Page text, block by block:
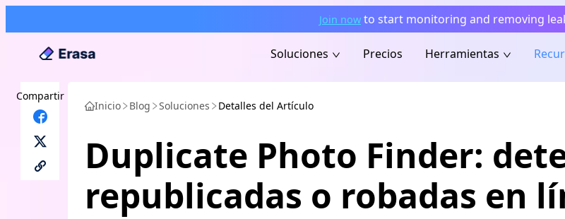
Join now to start monitoring and removing
Soluciones Precios Herramientas
Compartir
Inicio Blog Soluciones Detalles del Artículo
Duplicate Photo Finder:
republicadas o robadas en